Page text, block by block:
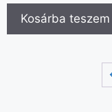
Kosárba teszem